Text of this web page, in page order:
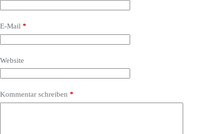
E-Mail *
Website
Kommentar schreiben *